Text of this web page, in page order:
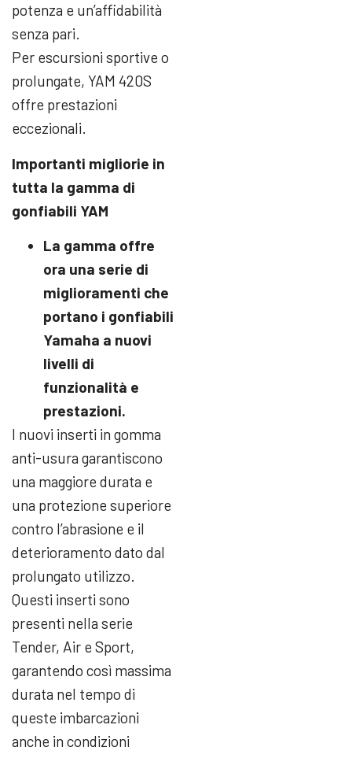
potenza e un’affidabilità
senza pari.
Per escursioni sportive o
prolungate, YAM 420S
offre prestazioni
eccezionali.
Importanti migliorie in
tutta la gamma di
gonfiabili YAM
La gamma offre
ora una serie di
miglioramenti che
portano i gonfiabili
Yamaha a nuovi
livelli di
funzionalità e
prestazioni.
I nuovi inserti in gomma
anti-usura garantiscono
una maggiore durata e
una protezione superiore
contro l’abrasione e il
deterioramento dato dal
prolungato utilizzo.
Questi inserti sono
presenti nella serie
Tender, Air e Sport,
garantendo così massima
durata nel tempo di
queste imbarcazioni
anche in condizioni